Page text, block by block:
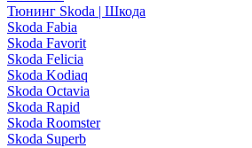
Тюнинг Skoda | Шкода
Skoda Fabia
Skoda Favorit
Skoda Felicia
Skoda Kodiaq
Skoda Octavia
Skoda Rapid
Skoda Roomster
Skoda Superb